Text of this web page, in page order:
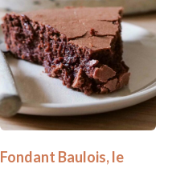
Fondant Baulois, le